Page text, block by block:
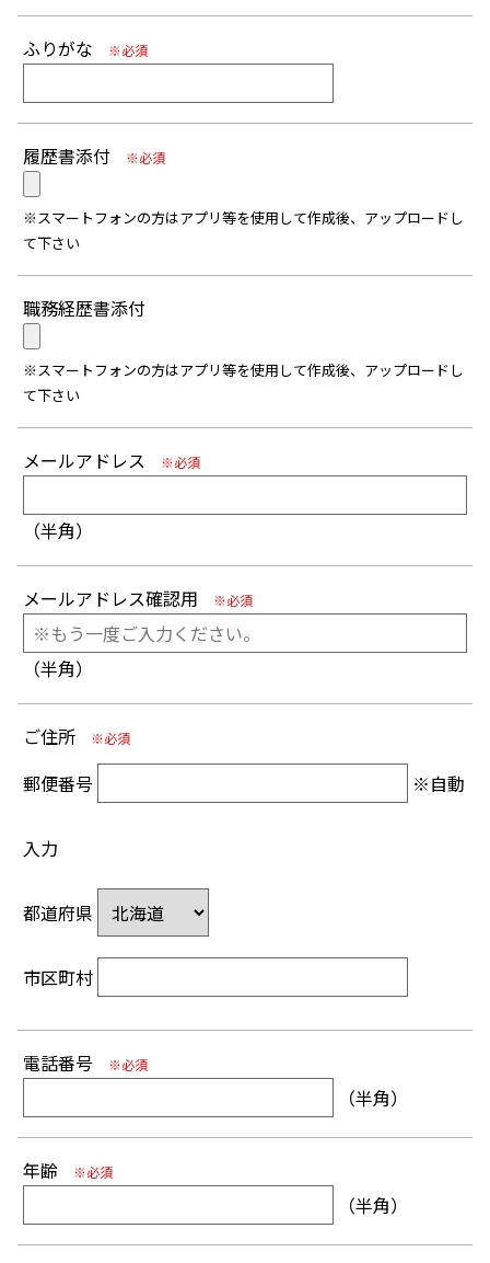
ふりがな ※必須
履歴書添付 ※必須
※スマートフォンの方はアプリ等を使用して作成後、アップロードし
て下さい
職務経歴書添付
※スマートフォンの方はアプリ等を使用して作成後、アップロードし
て下さい
メールアドレス ※必須
（半角）
メールアドレス確認用 ※必須
（半角）
ご住所 ※必須
郵便番号 ※自動
入力
都道府県
市区町村
電話番号 ※必須
（半角）
年齢 ※必須
（半角）